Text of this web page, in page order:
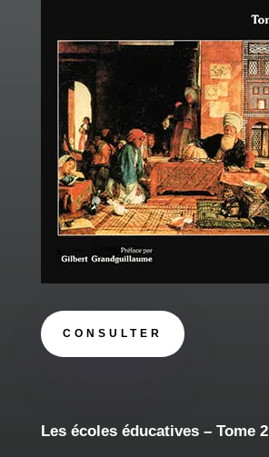
CONSULTER
Les écoles éducatives – Tome 2